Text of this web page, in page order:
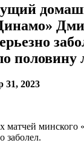
половину
31, 2023
минского
заболел.